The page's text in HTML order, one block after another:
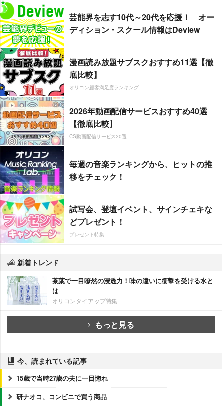
芸能界を志す10代～20代を応援！ オー
ディション・スクール情報はDeview
漫画読み放題サブスクおすすめ11選【徹
底比較】
オリコン顧客満足度ランキング
2026年動画配信サービスおすすめ40選
【徹底比較】
CS動画配信サービス20選
毎週の音楽ランキングから、ヒットの推
移をチェック！
試写会、登壇イベント、サインチェキな
どプレゼント！
プレゼント特集
新着トレンド
茶葉で一目瞭然の浸透力！味の違いに衝撃を受ける水と
は
オリコンタイアップ特集
もっと見る
今、読まれている記事
15歳で当時27歳の夫に一目惚れ
研ナオコ、コンビニで買う商品